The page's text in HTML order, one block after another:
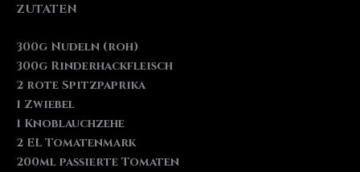
ZUTATEN
300g Nudeln (roh)
300g Rinderhackfleisch
2 rote Spitzpaprika
1 Zwiebel
1 Knoblauchzehe
2 EL Tomatenmark
200ml passierte Tomaten